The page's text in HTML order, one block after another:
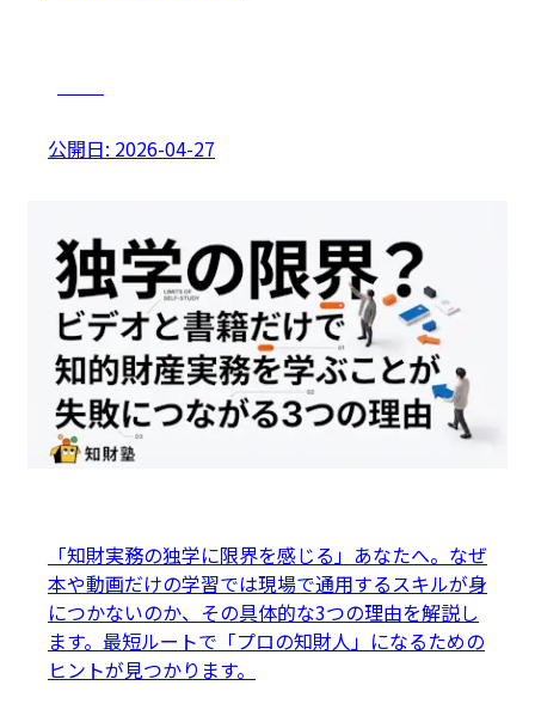
公開日: 2026-04-27
「知財実務の独学に限界を感じる」あなたへ。なぜ
本や動画だけの学習では現場で通用するスキルが身
につかないのか、その具体的な3つの理由を解説し
ます。最短ルートで「プロの知財人」になるための
ヒントが見つかります。